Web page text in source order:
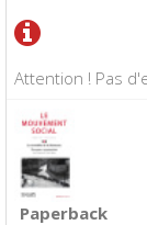
Attention ! Pas
Paperback